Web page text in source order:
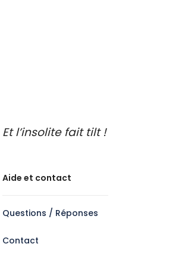
Et l’insolite fait tilt !
Aide et contact
Questions / Réponses
Contact